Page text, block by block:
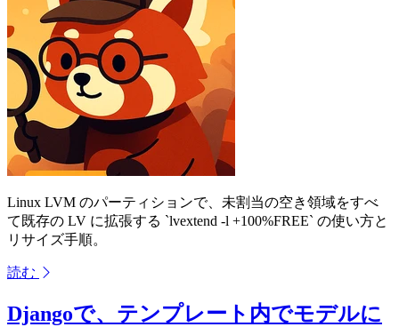
Linux LVM のパーティションで、未割当の空き領域をすべ
て既存の LV に拡張する `lvextend -l +100%FREE` の使い方と
リサイズ手順。
読む
Djangoで、テンプレート内でモデルに